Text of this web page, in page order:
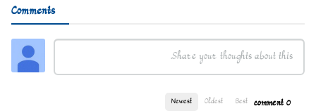
Comments
0 comment
Best
Oldest
Newest